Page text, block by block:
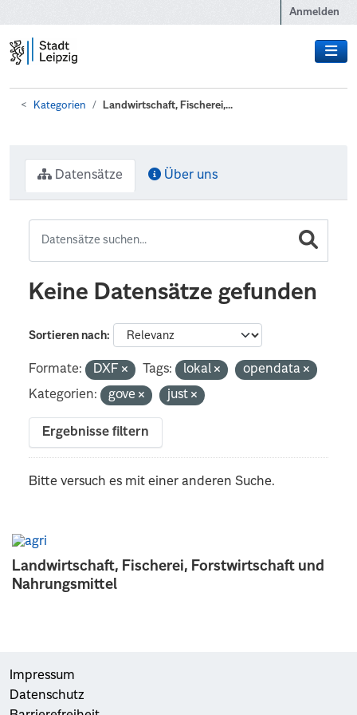
Anmelden
Kategorien Landwirtschaft, Fischerei,...
Landwirtschaft, Fischerei, Forstwirtschaft und
Nahrungsmittel
Datensätze Über uns
Keine Datensätze gefunden
Sortieren nach
Formate: DXF Tags: lokal
opendata
Kategorien:
gove just
Ergebnisse filtern
Bitte versuch es mit einer anderen Suche.
Impressum
Datenschutz